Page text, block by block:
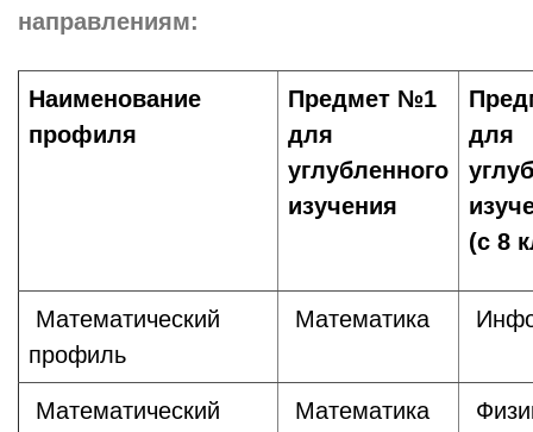
направлениям:
Наименование
профиля
Предмет №1
для
углубленного
изучения
для
(с 8
Математический
профиль
Математика
Математический
Математика